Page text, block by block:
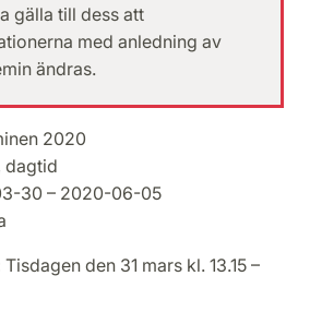
gälla till dess att
med anledning av
ändras.
2020
dagtid
30 – 2020-06-05
Tisdagen den 31 mars kl. 13.15 –